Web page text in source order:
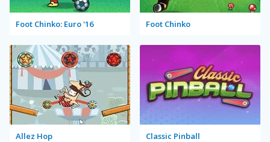
Foot Chinko: Euro '16 Foot Chinko
Allez Hop Classic Pinball